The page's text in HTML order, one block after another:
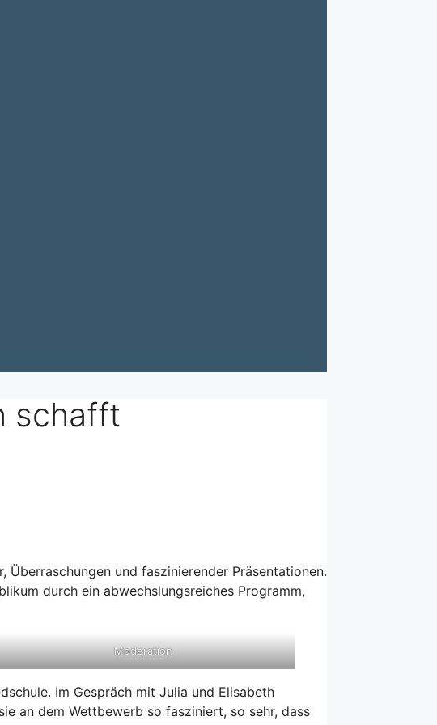
schafft
und faszinierender Präsentationen.
durch ein abwechslungsreiches Programm,
Moderation
Im Gespräch mit Julia und Elisabeth
an dem Wettbewerb so fasziniert, so sehr, dass